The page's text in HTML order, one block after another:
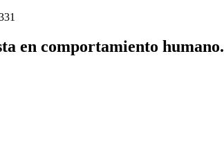
en comportamiento humano.